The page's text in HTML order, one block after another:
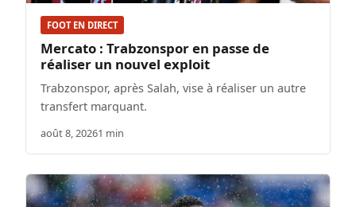
FOOT EN DIRECT
Mercato : Trabzonspor en passe de
réaliser un nouvel exploit
Trabzonspor, après Salah, vise à réaliser un autre
transfert marquant.
août 8, 20261 min